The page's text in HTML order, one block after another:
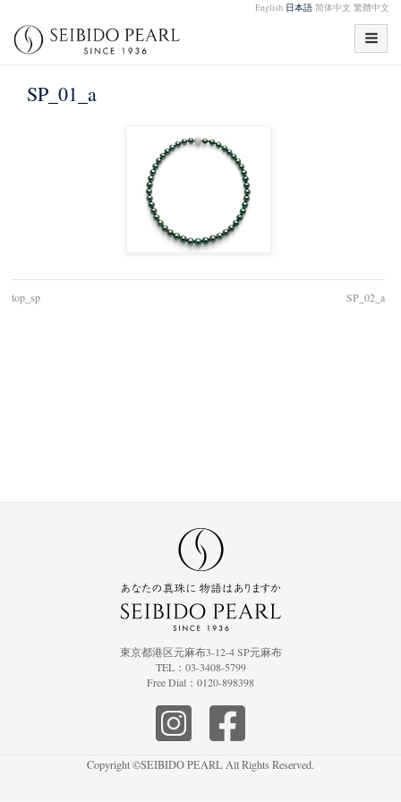
English 日本語 简体中文 繁體中文
SP_01_a
top_sp SP_02_a
東京都港区元麻布3-12-4 SP元麻布
TEL：03-3408-5799
Free Dial：0120-898398
Copyright ©SEIBIDO PEARL All Rights Reserved.